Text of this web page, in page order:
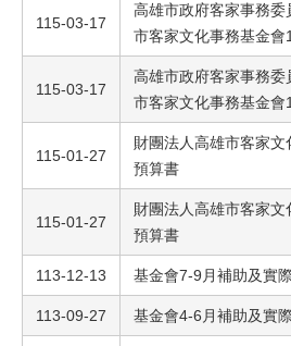
115-03-17
高雄市政府客家事務
市客家文化事務基金
115-03-17
高雄市政府客家事務
市客家文化事務基金
115-01-27
財團法人高雄市客家
預算書
115-01-27
財團法人高雄市客家
預算書
113-12-13 基金會7-9月補助及實
113-09-27 基金會4-6月補助及實